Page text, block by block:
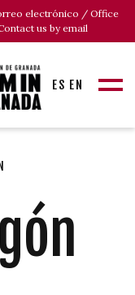
electrónico / Office
us by email
ES EN